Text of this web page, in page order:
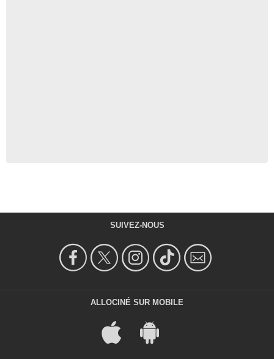
SUIVEZ-NOUS
ALLOCINÉ SUR MOBILE